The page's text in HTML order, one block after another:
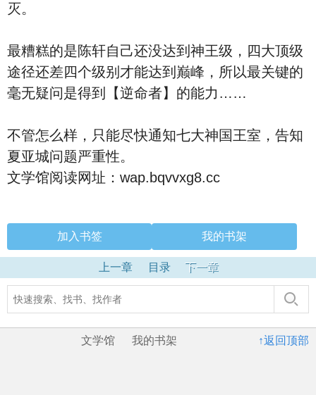
灭。
最糟糕的是陈轩自己还没达到神王级，四大顶级
途径还差四个级别才能达到巅峰，所以最关键的
毫无疑问是得到【逆命者】的能力……
不管怎么样，只能尽快通知七大神国王室，告知
夏亚城问题严重性。
文学馆阅读网址：wap.bqvvxg8.cc
加入书签 我的书架
上一章 目录 下一章
↑返回顶部
文学馆 我的书架